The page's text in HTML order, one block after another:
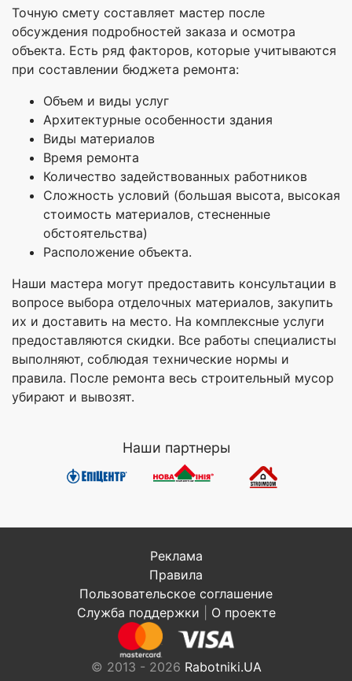
Точную смету составляет мастер после
обсуждения подробностей заказа и осмотра
объекта. Есть ряд факторов, которые учитываются
при составлении бюджета ремонта:
Объем и виды услуг
Архитектурные особенности здания
Виды материалов
Время ремонта
Количество задействованных работников
Сложность условий (большая высота, высокая
стоимость материалов, стесненные
обстоятельства)
Расположение объекта.
Наши мастера могут предоставить консультации в
вопросе выбора отделочных материалов, закупить
их и доставить на место. На комплексные услуги
предоставляются скидки. Все работы специалисты
выполняют, соблюдая технические нормы и
правила. После ремонта весь строительный мусор
убирают и вывозят.
Наши партнеры
Реклама
Правила
Пользовательское соглашение
Служба поддержки
О проекте
© 2013 - 2026 Rabotniki.UA